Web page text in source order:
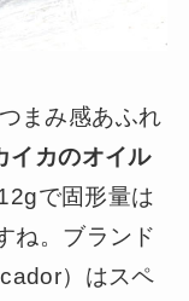
まみ感あふれ
イカのオイル
で固形量は
ね。ブランド
）はスペ